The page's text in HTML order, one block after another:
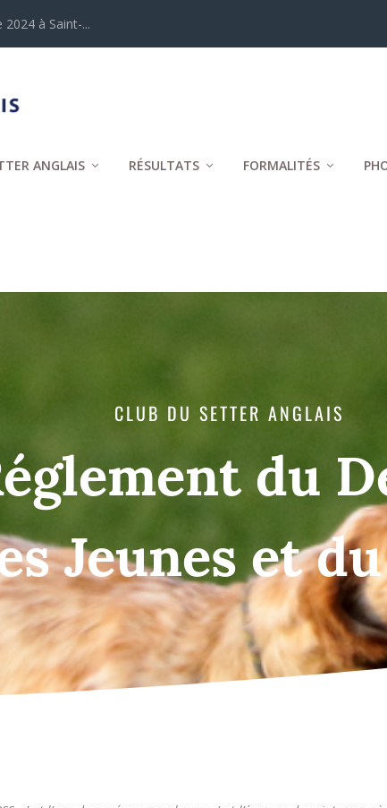
2024 à Saint-...
ANGLAIS RÉSULTATS FORMALITÉS
CLUB DU SETTER ANGLAIS
du
Jeunes et